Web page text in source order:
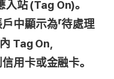
站 (Tag On)。
中顯示為「待處理
Tag On，
用卡或金融卡。